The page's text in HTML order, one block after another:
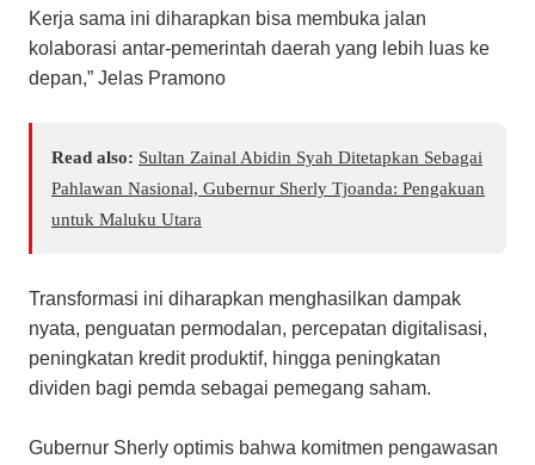
Kerja sama ini diharapkan bisa membuka jalan
kolaborasi antar-pemerintah daerah yang lebih luas ke
depan,” Jelas Pramono
Read also: Sultan Zainal Abidin Syah Ditetapkan Sebagai
Pahlawan Nasional, Gubernur Sherly Tjoanda: Pengakuan
untuk Maluku Utara
Transformasi ini diharapkan menghasilkan dampak
nyata, penguatan permodalan, percepatan digitalisasi,
peningkatan kredit produktif, hingga peningkatan
dividen bagi pemda sebagai pemegang saham.
Gubernur Sherly optimis bahwa komitmen pengawasan